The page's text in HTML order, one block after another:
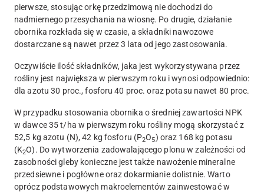
pierwsze, stosując orkę przedzimową nie dochodzi do
nadmiernego przesychania na wiosnę. Po drugie, działanie
obornika rozkłada się w czasie, a składniki nawozowe
dostarczane są nawet przez 3 lata od jego zastosowania.
Oczywiście ilość składników, jaka jest wykorzystywana przez
rośliny jest największa w pierwszym roku i wynosi odpowiednio:
dla azotu 30 proc., fosforu 40 proc. oraz potasu nawet 80 proc.
W przypadku stosowania obornika o średniej zawartości NPK
w dawce 35 t/ha w pierwszym roku rośliny mogą skorzystać z
52,5 kg azotu (N), 42 kg fosforu (P2O5) oraz 168 kg potasu
(K2O). Do wytworzenia zadowalającego plonu w zależności od
zasobności gleby konieczne jest także nawożenie mineralne
przedsiewne i pogłówne oraz dokarmianie dolistnie. Warto
oprócz podstawowych makroelementów zainwestować w